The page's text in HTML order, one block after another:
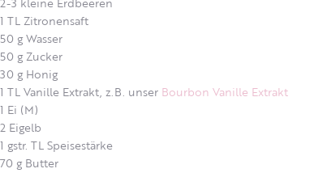
1 TL Zitronensaft
50 g Wasser
50 g Zucker
30 g Honig
1 TL Vanille Extrakt, z.B. unser Bourbon Vanille Extrakt
1 Ei (M)
2 Eigelb
1 gstr. TL Speisestärke
70 g Butter